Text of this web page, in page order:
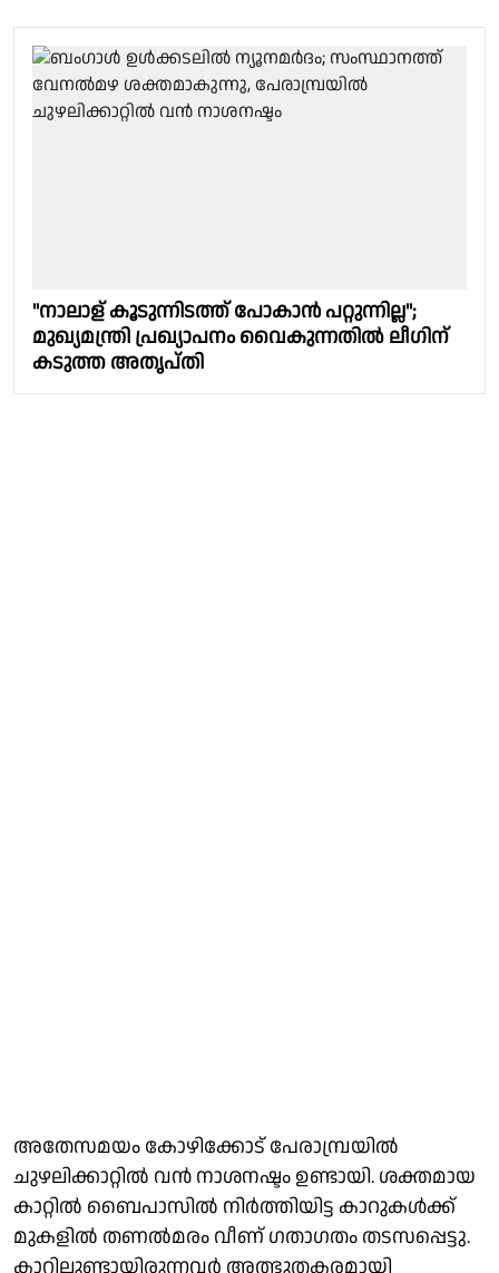
"നാലാള് കൂടുന്നിടത്ത് പോകാൻ പറ്റുന്നില്ല";
മുഖ്യമന്ത്രി പ്രഖ്യാപനം വൈകുന്നതിൽ ലീഗിന്
കടുത്ത അതൃപ്തി
അതേസമയം കോഴിക്കോട് പേരാമ്പ്രയിൽ
ചുഴലിക്കാറ്റിൽ വൻ നാശനഷ്ടം ഉണ്ടായി. ശക്തമായ
കാറ്റിൽ ബൈപാസിൽ നിർത്തിയിട്ട കാറുകൾക്ക്
മുകളിൽ തണൽമരം വീണ് ഗതാഗതം തടസപ്പെട്ടു.
കാറിലുണ്ടായിരുന്നവർ അത്ഭുതകരമായി